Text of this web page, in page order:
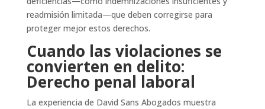
readmisión limitada—que deben corregirse para
proteger mejor estos derechos.
Cuando las violaciones se
convierten en delito:
Derecho penal laboral
La experiencia de David Sans Abogados muestra